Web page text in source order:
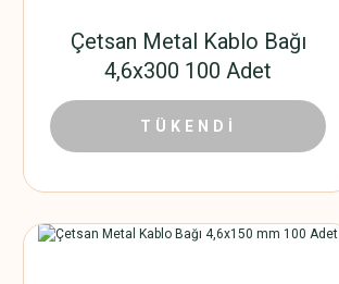
Çetsan Metal Kablo Bağı
4,6x300 100 Adet
924,00 TL 572,88 TL
TÜKENDİ